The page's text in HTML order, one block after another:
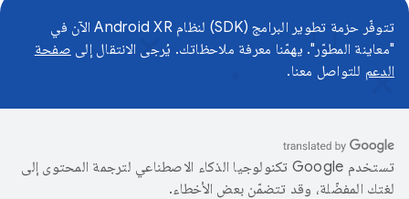
تتوفّر حزمة تطوير البرامج (SDK) لنظام Android XR الآن في
"معاينة المطوّر". يهمّنا معرفة ملاحظاتك. يُرجى الانتقال إلى صفحة
الدعم للتواصل معنا.
تستخدم Google تكنولوجيا الذكاء الاصطناعي لترجمة المحتوى إلى
لغتك المفضّلة، وقد تتضمّن بعض الأخطاء.